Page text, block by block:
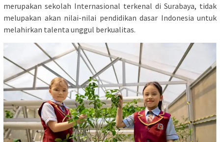
merupakan sekolah Internasional terkenal di Surabaya, tidak
melupakan akan nilai-nilai pendidikan dasar Indonesia untuk
melahirkan talenta unggul berkualitas.